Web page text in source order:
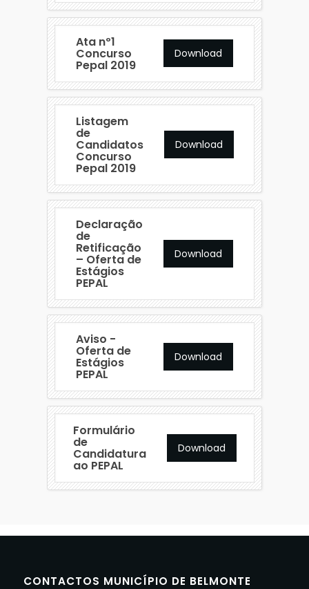
Ata nº1
Concurso
Pepal 2019
Download
Listagem
de
Candidatos
Concurso
Pepal 2019
Download
Declaração
de
Retificação
– Oferta de
Estágios
PEPAL
Download
Aviso -
Oferta de
Estágios
PEPAL
Download
Formulário
de
Candidatura
ao PEPAL
Download
CONTACTOS MUNICÍPIO DE BELMONTE